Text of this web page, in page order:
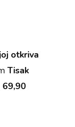
otkriva
Tisak
69,90